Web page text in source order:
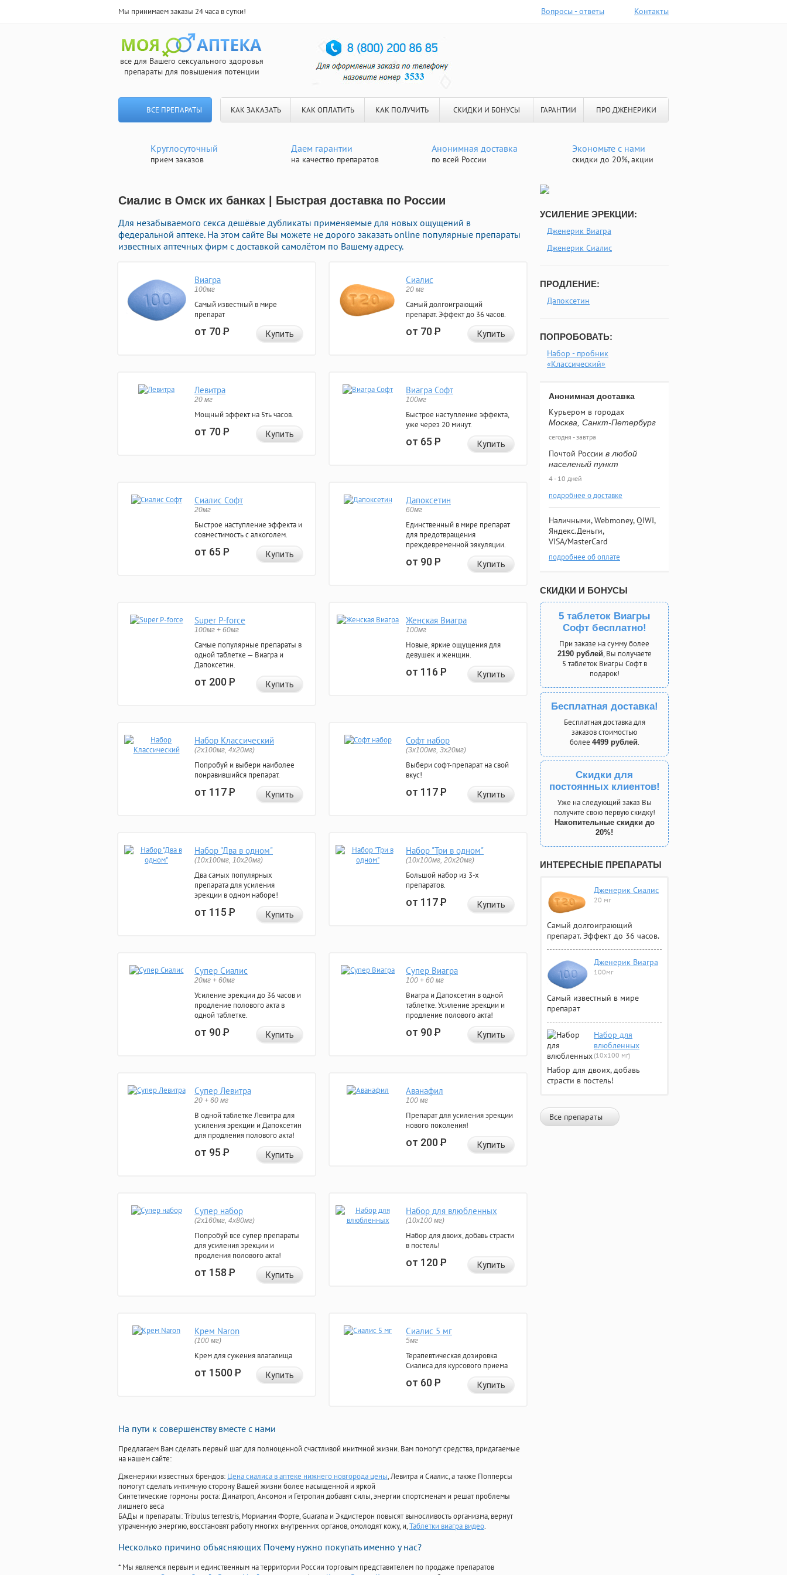
Мы принимаем заказы 24 часа в сутки! Вопросы - ответы Контакты
все для Вашего сексуального здоровья
препараты для повышения потенции
ВСЕ ПРЕПАРАТЫ КАК ЗАКАЗАТЬ КАК ОПЛАТИТЬ КАК ПОЛУЧИТЬ СКИДКИ И БОНУСЫ ГАРАНТИИ ПРО ДЖЕНЕРИКИ
Круглосуточный
прием заказов
Даем гарантии
на качество препаратов
Анонимная доставка
по всей России
Экономьте с нами
скидки до 20%, акции
Сиалис в Омск их банках | Быстрая доставка по России
Для незабываемого секса дешёвые дубликаты применяемые для новых ощущений в
федеральной аптеке. На этом сайте Вы можете не дорого заказать online популярные препараты
известных аптечных фирм с доставкой самолётом по Вашему адресу.
Виагра
100мг
Самый известный в мире
препарат
от 70Р Купить
Сиалис
20 мг
Самый долгоиграющий
препарат. Эффект до 36 часов.
от 70Р Купить
Левитра
20 мг
Мощный эффект на 5ть часов.
от 70Р Купить
Виагра Софт
100мг
Быстрое наступление эффекта,
уже через 20 минут.
от 65Р Купить
Сиалис Софт
20мг
Быстрое наступление эффекта и
совместимость с алкоголем.
от 65Р Купить
Дапоксетин
60мг
Единственный в мире препарат
для предотвращения
преждевременной эякуляции.
от 90Р Купить
Super P-force
100мг + 60мг
Самые популярные препараты в
одной таблетке — Виагра и
Дапоксетин.
от 200Р Купить
Женская Виагра
100мг
Новые, яркие ощущения для
девушек и женщин.
от 116Р Купить
Набор Классический
(2x100мг, 4x20мг)
Попробуй и выбери наиболее
понравившийся препарат.
от 117Р Купить
Софт набор
(3x100мг, 3x20мг)
Выбери софт-препарат на свой
вкус!
от 117Р Купить
Набор "Два в одном"
(10x100мг, 10x20мг)
Два самых популярных
препарата для усиления
эрекции в одном наборе!
от 115Р Купить
Набор "Три в одном"
(10x100мг, 20x20мг)
Большой набор из 3-х
препаратов.
от 117Р Купить
Супер Сиалис
20мг + 60мг
Усиление эрекции до 36 часов и
продление полового акта в
одной таблетке.
от 90Р Купить
Супер Виагра
100 + 60 мг
Виагра и Дапоксетин в одной
таблетке. Усиление эрекции и
продление полового акта!
от 90Р Купить
Супер Левитра
20 + 60 мг
В одной таблетке Левитра для
усиления эрекции и Дапоксетин
для продления полового акта!
от 95Р Купить
Аванафил
100 мг
Препарат для усиления эрекции
нового поколения!
от 200Р Купить
Супер набор
(2х160мг, 4х80мг)
Попробуй все супер препараты
для усиления эрекции и
продления полового акта!
от 158Р Купить
Набор для влюбленных
(10х100 мг)
Набор для двоих, добавь страсти
в постель!
от 120Р Купить
Крем Naron
(100 мг)
Крем для сужения влагалища
от 1500Р Купить
Сиалис 5 мг
5мг
Терапевтическая дозировка
Сиалиса для курсового приема
от 60Р Купить
На пути к совершенству вместе с нами
Предлагаем Вам сделать первый шаг для полноценной счастливой инитмной жизни. Вам помогут средства, придагаемые
на нашем сайте:
Дженерики известных брендов: Цена сиалиса в аптеке нижнего новгорода цены, Левитра и Сиалис, а также Попперсы
помогут сделать интимную сторону Вашей жизни более насыщенной и яркой
Синтетические гормоны роста: Динатроп, Ансомон и Гетропин добавят силы, энергии спортсменам и решат проблемы
лишнего веса
БАДы и препараты:Tribulus terrestris, Мориамин Форте, Guarana и Экдистерон повысят выносливость организма, вернут
утраченную энергию, восстановят работу многих внутренних органов, омолодят кожу, и,Таблетки виагра видео.
Несколько причино объясняющих Почему нужно покупать именно у нас?
* Мы являемся первым и единственным на территории России торговым представителем по продаже препаратов
УСИЛЕНИЕ ЭРЕКЦИИ:
Дженерик Виагра
Дженерик Сиалис
ПРОДЛЕНИЕ:
Дапоксетин
ПОПРОБОВАТЬ:
Набор - пробник
«Классический»
Анонимная доставка
Курьером в городах
Москва, Санкт-Петербург
сегодня - завтра
Почтой России в любой
населеный пункт
4 - 10 дней
подробнее о доставке
Наличными, Webmoney, QIWI,
Яндекс.Деньги,
VISA/MasterCard
подробнее об оплате
СКИДКИ И БОНУСЫ
5 таблеток Виагры
Софт бесплатно!
При заказе на сумму более
2190 рублей, Вы получаете
5 таблеток Виагры Софт в
подарок!
Бесплатная доставка!
Бесплатная доставка для
заказов стоимостью
более 4499 рублей.
Скидки для
постоянных клиентов!
Уже на следующий заказ Вы
получите свою первую скидку!
Накопительные скидки до
20%!
ИНТЕРЕСНЫЕ ПРЕПАРАТЫ
Дженерик Сиалис
20 мг
Самый долгоиграющий
препарат. Эффект до 36 часов.
Дженерик Виагра
100мг
Самый известный в мире
препарат
Набор для
влюбленных
(10х100 мг)
Набор для двоих, добавь
страсти в постель!
Все препараты